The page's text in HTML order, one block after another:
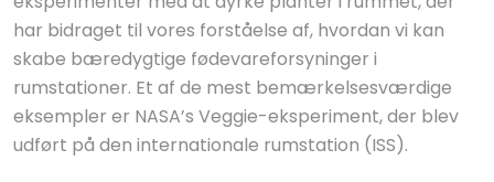
har bidraget til vores forståelse af, hvordan vi kan
skabe bæredygtige fødevareforsyninger i
rumstationer. Et af de mest bemærkelsesværdige
eksempler er NASA’s Veggie-eksperiment, der blev
udført på den internationale rumstation (ISS).